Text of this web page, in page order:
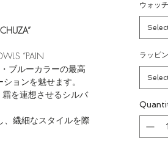
“PAIN
ブルーカラーの最高
ョンを魅せます。
を連想させるシルバ
、繊細なスタイルを際
ウォッ
ラッピ